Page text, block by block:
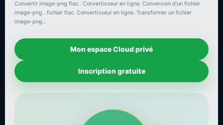
Convertir image-png flac.. Convertisseur en ligne. Conversion d'un fichier
image-png.. fichier flac. Convertisseur en ligne. Transformer un fichier
image-png..
Mon espace Cloud privé
Inscription gratuite